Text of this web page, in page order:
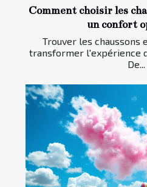
Comment choisir les
un confort
Trouver les chaussons
transformer l'expérience
De...